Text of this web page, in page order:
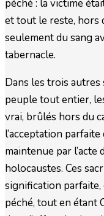
péché : la victime
et tout le reste, hors
seulement du sang
tabernacle.
Dans les trois
peuple tout entier,
vrai, brûlés hors du
l’acceptation
maintenue par l’acte
holocaustes. Ces
signification
péché, tout en étant